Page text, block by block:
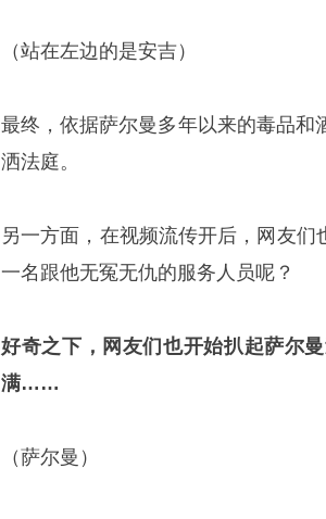
（站在左边的是安吉）
最终，依据萨尔曼多年以来的毒品和
洒法庭。
另一方面，在视频流传开后，网友
一名跟他无冤无仇的服务人员呢？
好奇之下，网友们也开始扒起萨尔
满……
（萨尔曼）